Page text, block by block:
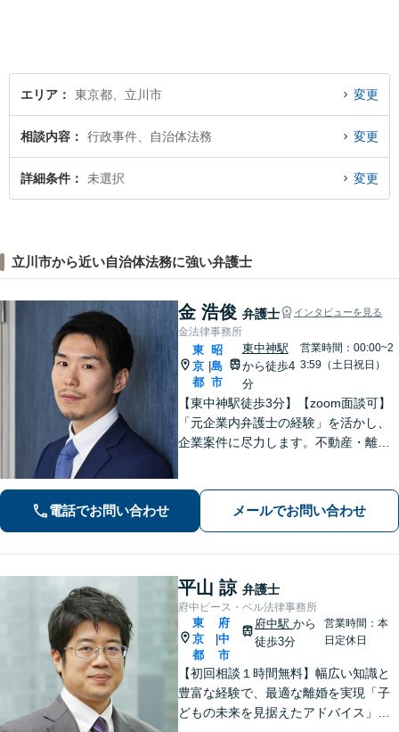
エリア 東京都、立川市 変更
相談内容 行政事件、自治体法務 変更
詳細条件 未選択 変更
立川市から近い自治体法務に強い弁護士
金 浩俊 弁護士 インタビューを見る
金法律事務所
東
京
都
|
昭
島
市
東中神駅
から徒歩4
分
営業時間：00:00~2
3:59（土日祝日）
【東中神駅徒歩3分】【zoom面談可】
「元企業内弁護士の経験」を活かし、
企業案件に尽力します。不動産・離婚
し問題に真摯に向き合います。【韓国
電話でお問い合わせ メールでお問い合わせ
平山 諒 弁護士
府中ピース・ベル法律事務所
東
京
都
府
中
市
府中駅から
徒歩3分
営業時間：本
日定休日
【初回相談１時間無料】幅広い知識と
豊富な経験で、最適な離婚を実現「子
どもの未来を見据えたアドバイス」